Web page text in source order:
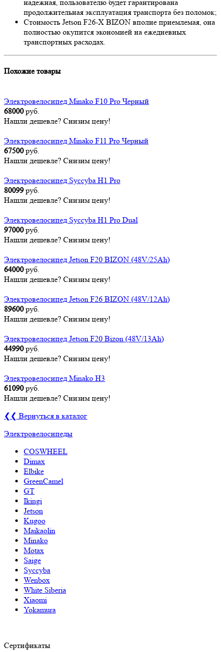
надежная, пользователю будет гарантирована
продолжительная эксплуатация транспорта без поломок;
Стоимость Jetson F26-X BIZON вполне приемлемая, она
полностью окупится экономией на ежедневных
транспортных расходах.
Похожие товары
Электровелосипед Minako F10 Pro Черный
68000 руб.
Нашли дешевле? Снизим цену!
Электровелосипед Minako F11 Pro Черный
67500 руб.
Нашли дешевле? Снизим цену!
Электровелосипед Syccyba H1 Pro
80099 руб.
Нашли дешевле? Снизим цену!
Электровелосипед Syccyba H1 Pro Dual
97000 руб.
Нашли дешевле? Снизим цену!
Электровелосипед Jetson F20 BIZON (48V/25Ah)
64000 руб.
Нашли дешевле? Снизим цену!
Электровелосипед Jetson F26 BIZON (48V/12Ah)
89600 руб.
Нашли дешевле? Снизим цену!
Электровелосипед Jetson F20 Bizon (48V/13Ah)
44990 руб.
Нашли дешевле? Снизим цену!
Электровелосипед Minako H3
61090 руб.
Нашли дешевле? Снизим цену!
❮❮ Вернуться в каталог
Электровелосипеды
COSWHEEL
Dimax
Elbike
GreenCamel
GT
Ikingi
Jetson
Kugoo
Maikaolin
Minako
Motax
Saige
Syccyba
Wenbox
White Siberia
Xiaomi
Yokamura
Сертификаты